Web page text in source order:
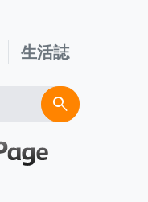
生活誌
search